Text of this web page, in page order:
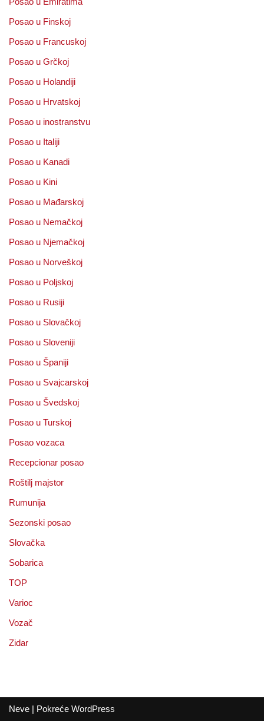
Posao u Finskoj
Posao u Francuskoj
Posao u Grčkoj
Posao u Holandiji
Posao u Hrvatskoj
Posao u inostranstvu
Posao u Italiji
Posao u Kanadi
Posao u Kini
Posao u Mađarskoj
Posao u Nemačkoj
Posao u Njemačkoj
Posao u Norveškoj
Posao u Poljskoj
Posao u Rusiji
Posao u Slovačkoj
Posao u Sloveniji
Posao u Španiji
Posao u Svajcarskoj
Posao u Švedskoj
Posao u Turskoj
Posao vozaca
Recepcionar posao
Roštilj majstor
Rumunija
Sezonski posao
Slovačka
Sobarica
TOP
Varioc
Vozač
Zidar
Neve | Pokreće WordPress